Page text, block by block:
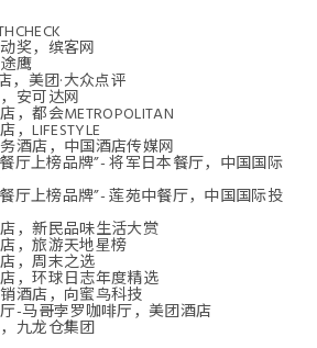
奖，缤客网
鹰
，美团·大众点评
安可达网
，都会METROPOLITAN
，LIFESTYLE
酒店，中国酒店传媒网
厅上榜品牌”- 将军日本餐厅，中国国际
厅上榜品牌”- 莲苑中餐厅，中国国际投
，新民品味生活大赏
，旅游天地星榜
，周末之选
，环球日志年度精选
酒店，向蜜鸟科技
-马哥孛罗咖啡厅，美团酒店
九龙仓集团